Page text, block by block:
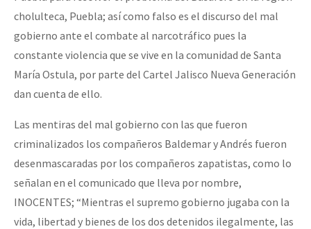
cholulteca, Puebla; así como falso es el discurso del mal
gobierno ante el combate al narcotráfico pues la
constante violencia que se vive en la comunidad de Santa
María Ostula, por parte del Cartel Jalisco Nueva Generación
dan cuenta de ello.
Las mentiras del mal gobierno con las que fueron
criminalizados los compañeros Baldemar y Andrés fueron
desenmascaradas por los compañeros zapatistas, como lo
señalan en el comunicado que lleva por nombre,
INOCENTES; “Mientras el supremo gobierno jugaba con la
vida, libertad y bienes de los dos detenidos ilegalmente, las